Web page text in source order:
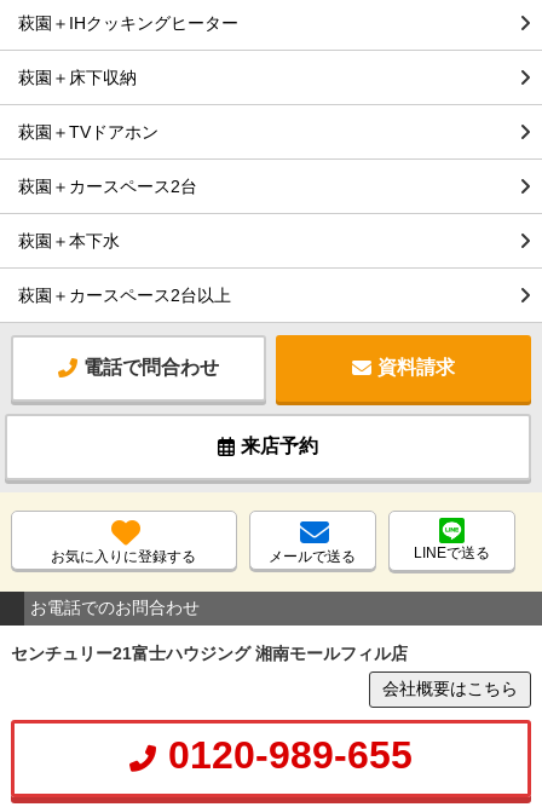
萩園＋IHクッキングヒーター
萩園＋床下収納
萩園＋TVドアホン
萩園＋カースペース2台
萩園＋本下水
萩園＋カースペース2台以上
電話で問合わせ 資料請求
来店予約
お気に入りに登録する メールで送る LINEで送る
お電話でのお問合わせ
センチュリー21富士ハウジング 湘南モールフィル店
会社概要はこちら
0120-989-655